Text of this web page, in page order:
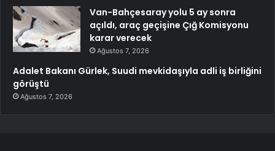
Van-Bahçesaray yolu 5 ay sonra
açıldı, araç geçişine Çığ Komisyonu
karar verecek
Ağustos 7, 2026
Adalet Bakanı Gürlek, Suudi mevkidaşıyla adli iş birliğini
görüştü
Ağustos 7, 2026